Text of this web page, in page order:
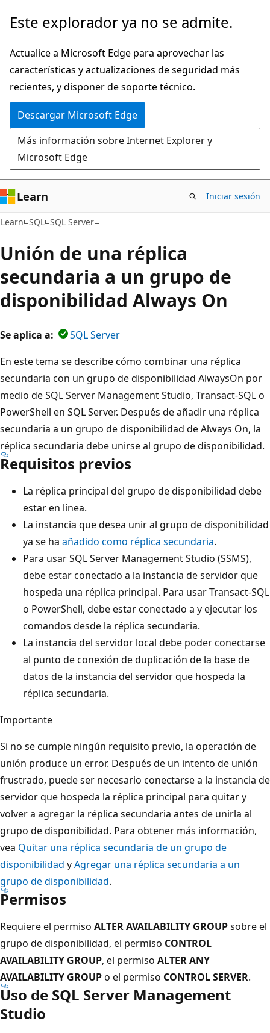
Ir
contenido
principal
Este explorador ya no se admite.
Actualice a Microsoft Edge para aprovechar las
características y actualizaciones de seguridad más
recientes, y disponer de soporte técnico.
Descargar Microsoft Edge
Más información sobre Internet Explorer y
Microsoft Edge
Learn Iniciar sesión
Learn SQL SQL Server
Unión de una réplica
secundaria a un grupo de
disponibilidad Always On
Se aplica a:
SQL Server
En este tema se describe cómo combinar una réplica
secundaria con un grupo de disponibilidad AlwaysOn por
medio de SQL Server Management Studio, Transact-SQL o
PowerShell en SQL Server. Después de añadir una réplica
secundaria a un grupo de disponibilidad de Always On, la
réplica secundaria debe unirse al grupo de disponibilidad.
Requisitos previos
La réplica principal del grupo de disponibilidad debe
estar en línea.
La instancia que desea unir al grupo de disponibilidad
ya se ha añadido como réplica secundaria.
Para usar SQL Server Management Studio (SSMS),
debe estar conectado a la instancia de servidor que
hospeda una réplica principal. Para usar Transact-SQL
o PowerShell, debe estar conectado a y ejecutar los
comandos desde la réplica secundaria.
La instancia del servidor local debe poder conectarse
al punto de conexión de duplicación de la base de
datos de la instancia del servidor que hospeda la
réplica secundaria.
Importante
Si no se cumple ningún requisito previo, la operación de
unión produce un error. Después de un intento de unión
frustrado, puede ser necesario conectarse a la instancia de
servidor que hospeda la réplica principal para quitar y
volver a agregar la réplica secundaria antes de unirla al
grupo de disponibilidad. Para obtener más información,
vea Quitar una réplica secundaria de un grupo de
disponibilidad yAgregar una réplica secundaria a un
grupo de disponibilidad.
Permisos
Requiere el permiso ALTER AVAILABILITY GROUPsobre el
grupo de disponibilidad, el permiso CONTROL
AVAILABILITY GROUP, el permiso ALTER ANY
AVAILABILITY GROUPo el permiso CONTROL SERVER.
Uso de SQL Server Management
Studio